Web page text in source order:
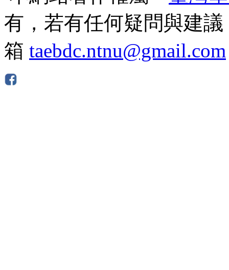
有，若有任何疑問與建
箱 taebdc.ntnu@gmail.com